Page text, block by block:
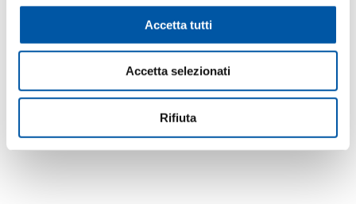
Accetta tutti
Accetta selezionati
Rifiuta